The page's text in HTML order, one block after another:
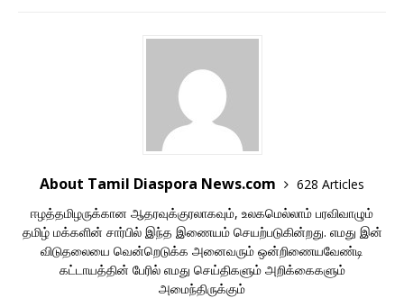
About Tamil Diaspora News.com
628 Articles
ஈழத்தமிழருக்கான ஆதரவுக்குரலாகவும், உலகமெல்லாம் பரவிவாழும்
தமிழ் மக்களின் சார்பில் இந்த இணையம் செயற்படுகின்றது. எமது இன்
விடுதலையை வென்றெடுக்க அனைவரும் ஒன்றிணையவேண்டி
கட்டாயத்தின் பேரில் எமது செய்திகளும் அறிக்கைகளும்
அமைந்திருக்கும்